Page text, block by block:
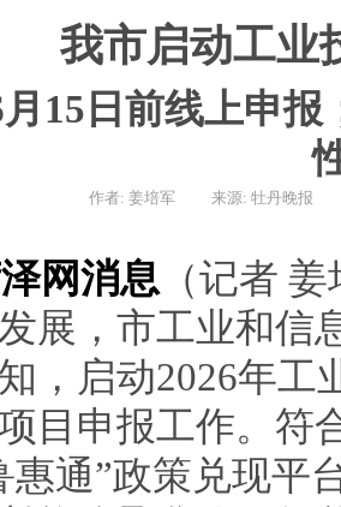
我市启动工业
15日前线上申
作者: 姜培军 来源: 牡丹晚报
网消息 （记者
展，市工业和信
，启动2026年工
目申报工作。符
惠通”政策兑现平